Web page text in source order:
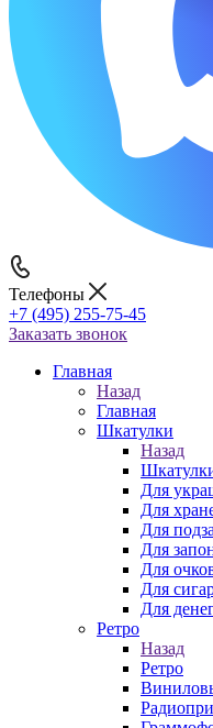
Телефоны
+7 (495) 255-75-45
Заказать звонок
Главная
Назад
Главная
Шкатулки
Назад
Для
Для
Для
Для
Для
Для
Для
Ретро
Назад
Ретро